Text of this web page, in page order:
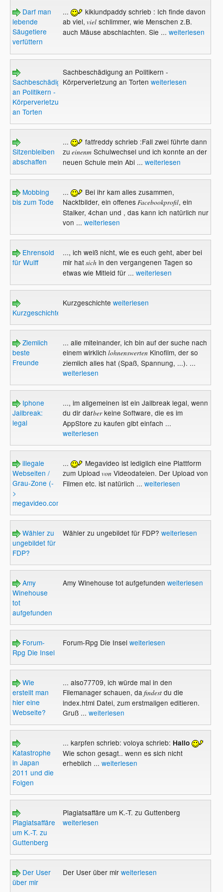
Darf man
lebende
Säugetiere
verfüttern
...
kikiundpaddy schrieb : Ich finde davon
ab viel, vielschlimmer, wie Menschen z.B.
auch Mäuse abschlachten. Sie ... weiterlesen
Sachbeschädigung
an Politikern -
Körperverletzung
an Torten
Sachbeschädigung an Politikern -
Körperverletzung an Torten weiterlesen
Sitzenbleiben
abschaffen
...
fatfreddy schrieb :Fall zwei führte dann
zu einenmSchulwechsel und ich konnte an der
neuen Schule mein Abi ... weiterlesen
Mobbing
bis zum Tode
...
Bei ihr kam alles zusammen,
Nacktbilder, ein offenesFacebookprofil, ein
Stalker, 4chan und , das kann ich natürlich nur
von ... weiterlesen
Ehrensold
für Wulff
..., ich weiß nicht, wie es euch geht, aber bei
mir hatsichin den vergangenen Tagen so
etwas wie Mitleid für ... weiterlesen
Kurzgeschichte
Kurzgeschichte weiterlesen
Ziemlich
beste
Freunde
... alle miteinander, ich bin auf der suche nach
einem wirklich lohnenswertenKinofilm, der so
ziemlich alles hat (Spaß, Spannung, ...). ...
weiterlesen
Iphone
Jailbreak:
legal
..., im allgemeinen ist ein Jailbreak legal, wenn
du dir darberkeine Software, die es im
AppStore zu kaufen gibt einfach ...
weiterlesen
illegale
Webseiten /
Grau-Zone (-
>
megavideo.com)
...
Megavideo ist lediglich eine Plattform
zum Upload vonVideodateien. Der Upload von
Filmen etc. ist natürlich ... weiterlesen
Wähler zu
ungebildet für
FDP?
Wähler zu ungebildet für FDP? weiterlesen
Amy
Winehouse
tot
aufgefunden
Amy Winehouse tot aufgefunden weiterlesen
Forum-
Rpg Die Insel
Forum-Rpg Die Insel weiterlesen
Wie
erstellt man
hier eine
Webseite?
... also77709, ich würde mal in den
Filemanager schauen, dafindestdu die
index.html Datei, zum erstmaligen editieren.
Gruß ... weiterlesen
Katastrophe
in Japan
2011 und die
Folgen
... karpfen schrieb: voloya schrieb: Hallo
Wie schon gesagt.. wenn es sich nicht
erheblich ... weiterlesen
Plagiatsaffäre
um K.-T. zu
Guttenberg
Plagiatsaffäre um K.-T. zu Guttenberg
weiterlesen
Der User
über mir
Der User über mir weiterlesen